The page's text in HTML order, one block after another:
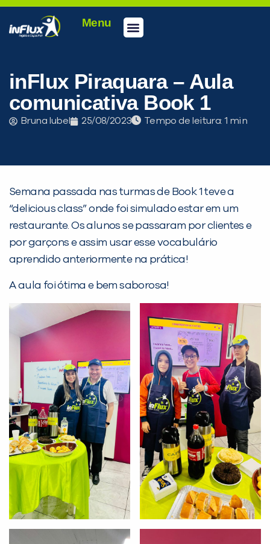
Menu
inFlux Piraquara – Aula
comunicativa Book 1
Bruna Iubel 25/08/2023 Tempo de leitura:
Semana passada nas turmas de Book 1 teve a
“delicious class” onde foi simulado estar em um
restaurante. Os alunos se passaram por clientes e
por garçons e assim usar esse vocabulário
aprendido anteriormente na prática!
A aula foi ótima e bem saborosa!
Desculpe!
Não encontramos nenhuma unidade
inFlux nesta cidade ou bairro que
você digitou.
Preencha com seus dados abaixo e
já vamos te colocar em contato